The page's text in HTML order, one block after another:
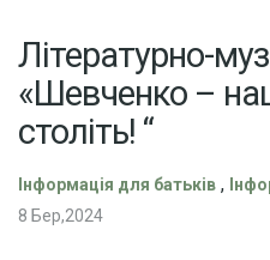
Літературно-
«Шевченко –
століть! “
Інформація для батьків ,
8 Бер,2024